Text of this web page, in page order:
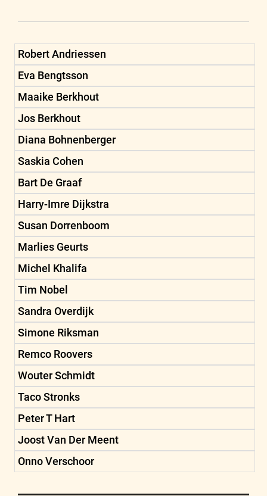
Robert Andriessen
Eva Bengtsson
Maaike Berkhout
Jos Berkhout
Diana Bohnenberger
Saskia Cohen
Bart De Graaf
Harry-Imre Dijkstra
Susan Dorrenboom
Marlies Geurts
Michel Khalifa
Tim Nobel
Sandra Overdijk
Simone Riksman
Remco Roovers
Wouter Schmidt
Taco Stronks
Peter T Hart
Joost Van Der Meent
Onno Verschoor